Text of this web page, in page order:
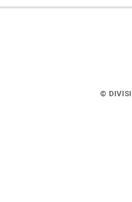
©